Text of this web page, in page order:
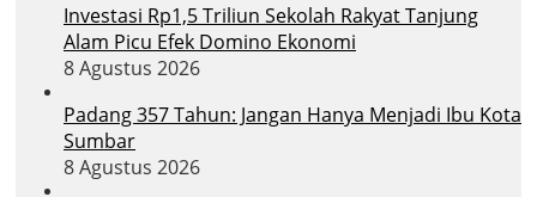
Investasi Rp1,5 Triliun Sekolah Rakyat Tanjung
Alam Picu Efek Domino Ekonomi
8 Agustus 2026
Padang 357 Tahun: Jangan Hanya Menjadi Ibu Kota
Sumbar
8 Agustus 2026